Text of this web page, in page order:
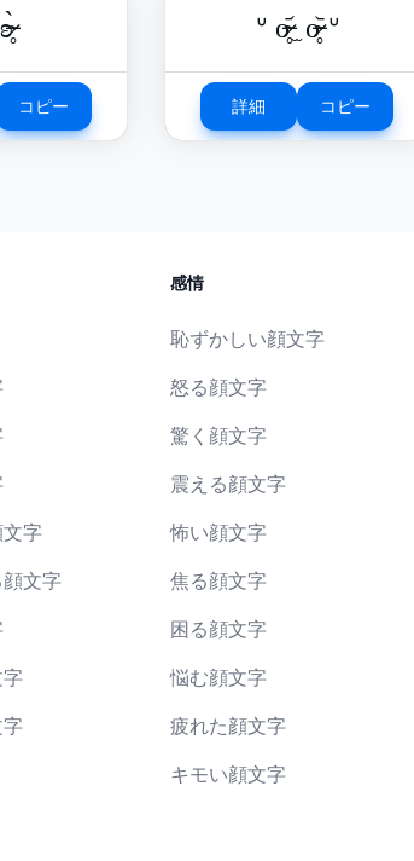
コピー
ᐡ o̴̶̷̥᷄ ̫ o̴̶̷̥᷅ ᐡ
詳細 コピー
字
文字
感情
恥ずかしい顔文字
怒る顔文字
驚く顔文字
震える顔文字
怖い顔文字
焦る顔文字
困る顔文字
悩む顔文字
疲れた顔文字
キモい顔文字